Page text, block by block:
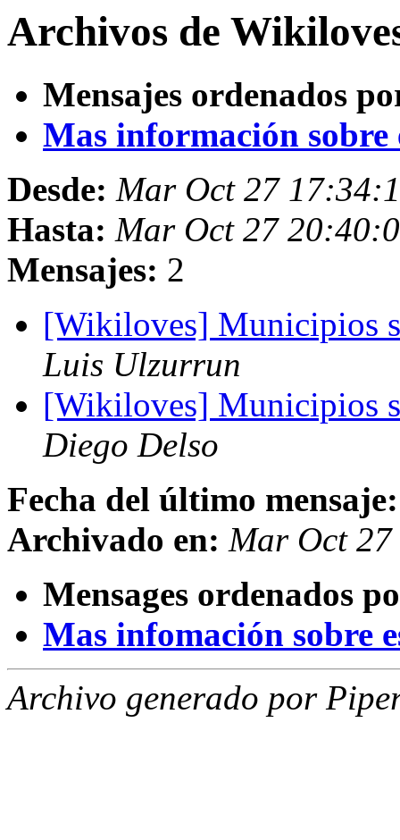
Archivos de
Mensajes ordenados
Mas información sobre
Desde: Mar Oct 27
Hasta: Mar Oct 27
Mensajes: 2
[Wikiloves] Municipios
Luis Ulzurrun
[Wikiloves] Municipios
Diego Delso
Fecha del último mensaje:
Archivado en: Mar Oct
Mensages ordenados
Mas infomación sobre
Archivo generado por